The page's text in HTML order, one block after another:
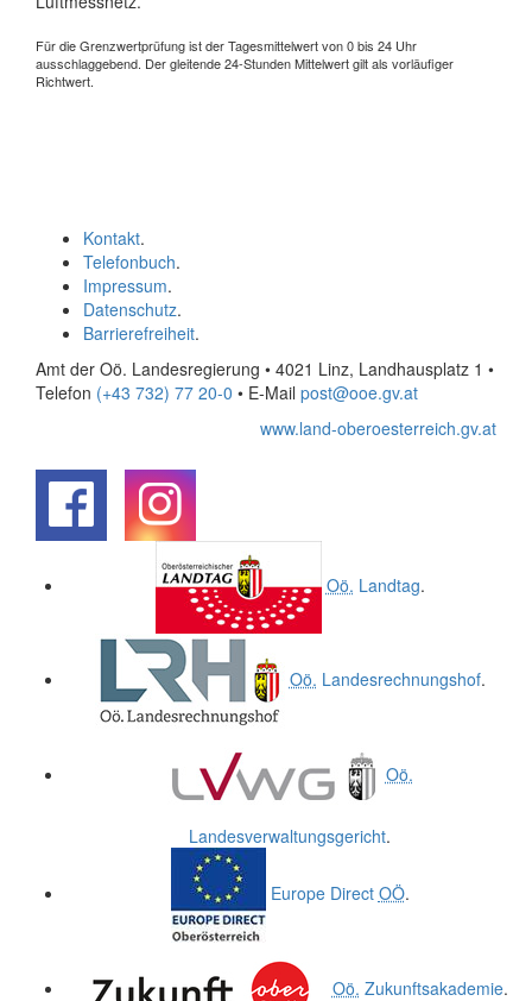
Für die Grenzwertprüfung ist der Tagesmittelwert von 0 bis 24 Uhr
ausschlaggebend. Der gleitende 24-Stunden Mittelwert gilt als vorläufiger
Richtwert.
Kontakt.
Telefonbuch.
Impressum.
Datenschutz.
Barrierefreiheit.
Amt der Oö. Landesregierung • 4021 Linz, Landhausplatz 1 •
Telefon (+43 732) 77 20-0 • E-Mail post@ooe.gv.at
www.land-oberoesterreich.gv.at
Oö. Landtag.
Oö. Landesrechnungshof.
Oö.
Landesverwaltungsgericht.
Europe Direct OÖ.
Oö. Zukunftsakademie.